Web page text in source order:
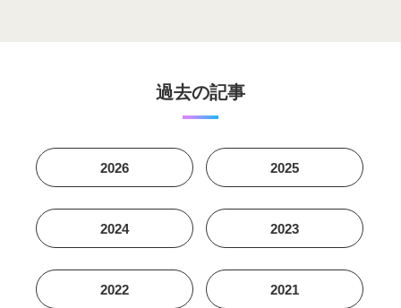
過去の記事
2026 2025
2024 2023
2022 2021